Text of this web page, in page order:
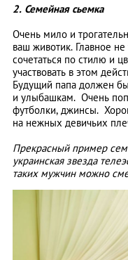
2. Семейная сьемка
Очень мило и
ваш животик. Главное
сочетаться по стилю и
участвовать в этом
Будущий папа должен
и улыбашкам. Очень
футболки, джинсы.
на нежных девичьих
Прекрасный пример
украинская звезда
таких мужчин можно